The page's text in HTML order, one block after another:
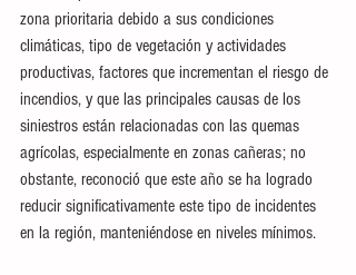
zona prioritaria debido a sus condiciones
climáticas, tipo de vegetación y actividades
productivas, factores que incrementan el riesgo de
incendios, y que las principales causas de los
siniestros están relacionadas con las quemas
agrícolas, especialmente en zonas cañeras; no
obstante, reconoció que este año se ha logrado
reducir significativamente este tipo de incidentes
en la región, manteniéndose en niveles mínimos.